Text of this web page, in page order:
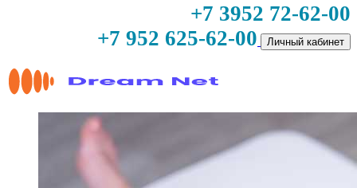
+7 3952 72-62-00
+7 952 625-62-00
Личный кабинет